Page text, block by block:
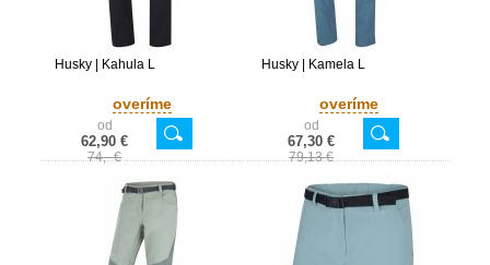
Husky | Kahula L
overíme
od
62,90 €
74,- €
Husky | Kamela L
overíme
od
67,30 €
79,13 €